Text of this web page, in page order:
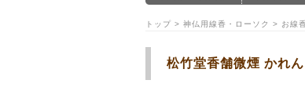
トップ > 神仏用線香・ローソク > お線
松竹堂香舗微煙 かれ